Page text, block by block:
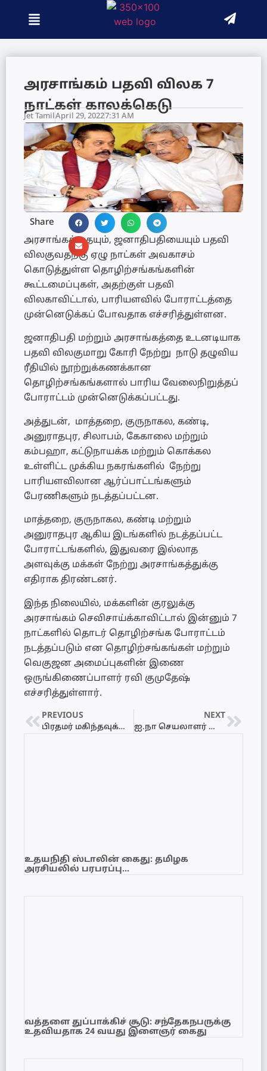
அரசாங்கம் பதவி விலக 7
நாட்கள் காலக்கெடு
Jet TamilApril 29, 20227:31 AM
Share
அரசாங்கத்தையும், ஜனாதிபதியையும் பதவி
விலகுவதற்கு ஏழு நாட்கள் அவகாசம்
கொடுத்துள்ள தொழிற்சங்கங்களின்
கூட்டமைப்புகள், அதற்குள் பதவி
விலகாவிட்டால், பாரியளவில் போராட்டத்தை
முன்னெடுக்கப் போவதாக எச்சரித்துள்ளன.
ஜனாதிபதி மற்றும் அரசாங்கத்தை உடனடியாக
பதவி விலகுமாறு கோரி நேற்று நாடு தழுவிய
ரீதியில் நூற்றுக்கணக்கான
தொழிற்சங்கங்களால் பாரிய வேலைநிறுத்தப்
போராட்டம் முன்னெடுக்கப்பட்டது.
அத்துடன், மாத்தறை, குருநாகல, கண்டி,
அனுராதபுர, சிலாபம், கேகாலை மற்றும்
கம்பஹா, கட்டுநாயக்க மற்றும் கொக்கல
உள்ளிட்ட முக்கிய நகரங்களில் நேற்று
பாரியளவிலான ஆர்ப்பாட்டங்களும்
பேரணிகளும் நடத்தப்பட்டன.
மாத்தறை, குருநாகல, கண்டி மற்றும்
அனுராதபுர ஆகிய இடங்களில் நடத்தப்பட்ட
போராட்டங்களில், இதுவரை இல்லாத
அளவுக்கு மக்கள் நேற்று அரசாங்கத்துக்கு
எதிராக திரண்டனர்.
இந்த நிலையில், மக்களின் குரலுக்கு
அரசாங்கம் செவிசாய்க்காவிட்டால் இன்னும் 7
நாட்களில் தொடர் தொழிற்சங்க போராட்டம்
நடத்தப்படும் என தொழிற்சங்கங்கள் மற்றும்
வெகுஜன அமைப்புகளின் இணை
ஒருங்கிணைப்பாளர் ரவி குமுதேஷ்
எச்சரித்துள்ளார்.
PREVIOUS
பிரதமர் மகிந்தவுக்கு ஆதரவாக 113 எம்.பிக்களின் கையெழுத்துக்களை பெறும் முயற்சி தோல்வி
NEXT
ஐ.நா செயலாளர் நாயகம் உக்ரைனுக்குப் பயணம்
உதயநிதி ஸ்டாலின் கைது: தமிழக
அரசியலில் பரபரப்பு…
வத்தளை துப்பாக்கிச் சூடு: சந்தேகநபருக்கு
உதவியதாக 24 வயது இளைஞர் கைது